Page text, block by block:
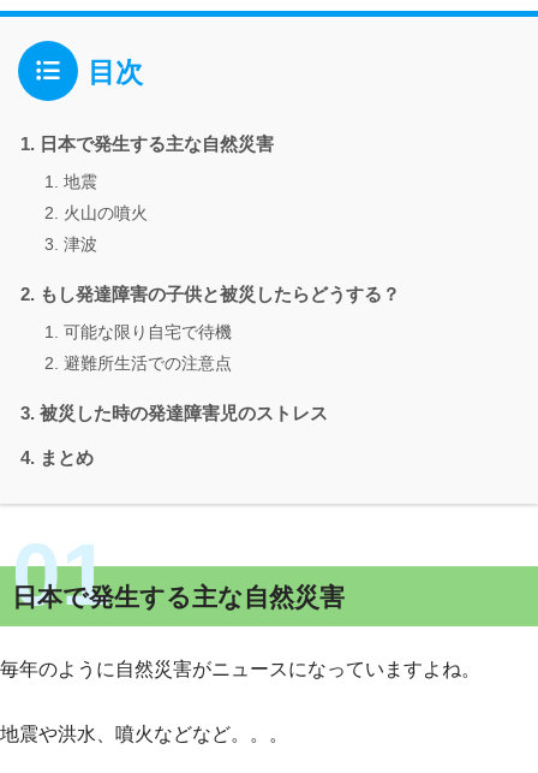
目次
日本で発生する主な自然災害
地震
火山の噴火
津波
もし発達障害の子供と被災したらどうする？
可能な限り自宅で待機
避難所生活での注意点
被災した時の発達障害児のストレス
まとめ
日本で発生する主な自然災害
毎年のように自然災害がニュースになっていますよね。
地震や洪水、噴火などなど。。。